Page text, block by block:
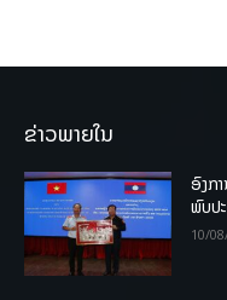
ຂ່າວພາຍໃນ
ອົງກ
ພົບປ
10/